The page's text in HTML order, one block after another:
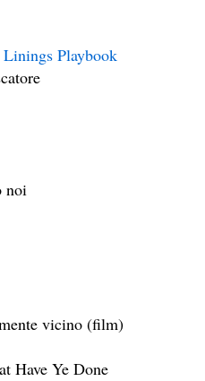
Playbook
noi
vicino (film)
Have Ye Done